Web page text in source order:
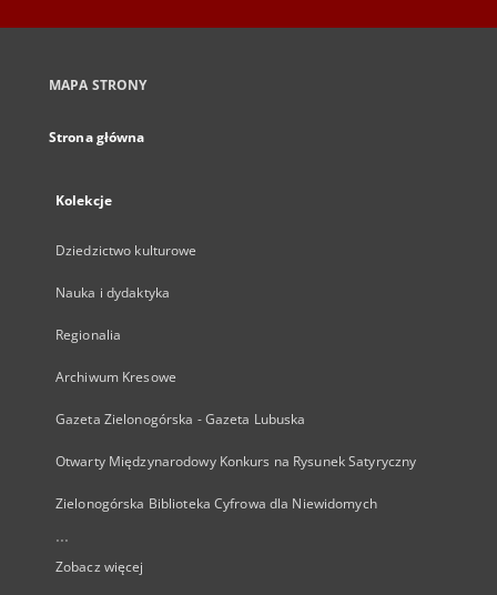
MAPA STRONY
Strona główna
Kolekcje
Dziedzictwo kulturowe
Nauka i dydaktyka
Regionalia
Archiwum Kresowe
Gazeta Zielonogórska - Gazeta Lubuska
Otwarty Międzynarodowy Konkurs na Rysunek Satyryczny
Zielonogórska Biblioteka Cyfrowa dla Niewidomych
...
Zobacz więcej